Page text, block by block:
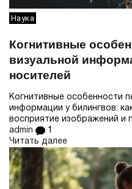
Наука
Когнитивные
визуальной
носителей
Когнитивные особенности
информации у билингвов:
восприятие изображений и
admin
1
Читать далее